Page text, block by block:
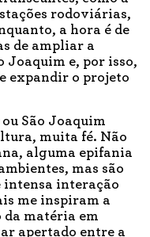
rodoviárias,
a hora é de
de ampliar a
Joaquim e, por isso,
expandir o projeto
São Joaquim
muita fé. Não
alguma epifania
mas são
intensa interação
me inspiram a
da matéria em
apertado entre a